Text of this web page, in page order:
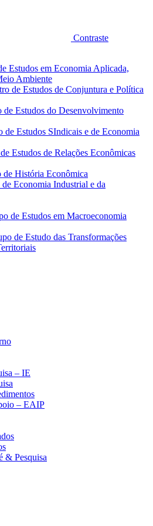
Contraste
Estudos em Economia Aplicada,
Ambiente
de Estudos de Conjuntura e Política
Estudos do Desenvolvimento
de Estudos SIndicais e de Economia
Estudos de Relações Econômicas
História Econômica
Economia Industrial e da
de Estudos em Macroeconomia
de Estudo das Transformações
– IE
– EAIP
& Pesquisa